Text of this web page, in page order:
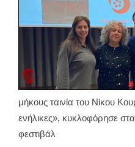
μήκους ταινία του Νίκου
ενήλικες», κυκλοφόρησε
φεστιβάλ